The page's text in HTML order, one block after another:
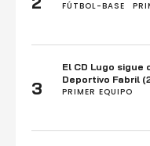
FÚTBOL-BASE
3
El CD Lugo
Deportivo Fabril
PRIMER EQUIPO